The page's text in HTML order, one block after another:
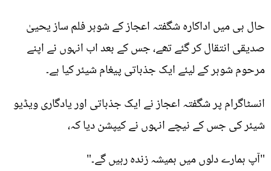
حال ہی میں اداکارہ شگفتہ اعجاز کے شوہر فلم ساز یحییٰ
صدیقی انتقال کر گئے تھے، جس کے بعد اب انہوں نے اپنے
مرحوم شوہر کے لیئے ایک جذباتی پیغام شیئر کیا ہے۔
انسٹاگرام پر شگفتہ اعجاز نے ایک جذباتی اور یادگاری ویڈیو
شیئر کی جس کے نیچے انہوں نے کیپشن دیا کہ،
"آپ ہمارے دلوں میں ہمیشہ زندہ رہیں گے۔"